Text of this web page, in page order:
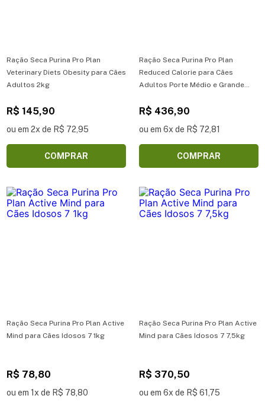
Ração Seca Purina Pro Plan
Veterinary Diets Obesity para Cães
Adultos 2kg
R$ 145,90
ou em 2x de R$ 72,95
COMPRAR
Ração Seca Purina Pro Plan
Reduced Calorie para Cães
Adultos Porte Médio e Grande
R$ 436,90
ou em 6x de R$ 72,81
COMPRAR
Ração Seca Purina Pro Plan Active
Mind para Cães Idosos 7 1kg
R$ 78,80
ou em 1x de R$ 78,80
Ração Seca Purina Pro Plan Active
Mind para Cães Idosos 7 7,5kg
R$ 370,50
ou em 6x de R$ 61,75